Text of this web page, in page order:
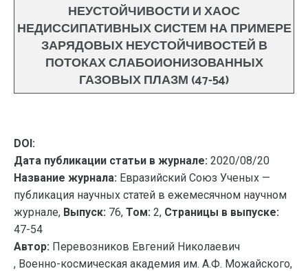
НЕУСТОЙЧИВОСТИ И ХАОС
НЕДИССИПАТИВНЫХ СИСТЕМ НА ПРИМЕРЕ
ЗАРЯДОВЫХ НЕУСТОЙЧИВОСТЕЙ В
ПОТОКАХ СЛАБОИОНИЗОВАННЫХ
ГАЗОВЫХ ПЛАЗМ (47-54)
DOI:
Дата публикации статьи в журнале: 2020/08/20
Название журнала: Евразийский Союз Ученых —
публикация научных статей в ежемесячном научном
журнале, Выпуск: 76, Том: 2, Страницы в выпуске:
47-54
Автор: Перевозников Евгений Николаевич
, Военно-космическая академия им. А.Ф. Можайского,